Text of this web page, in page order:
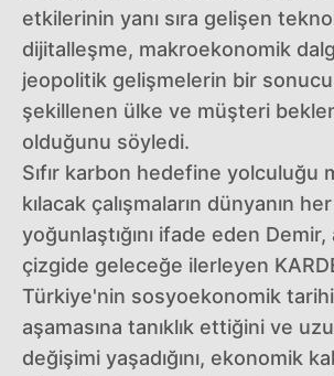
etkilerinin yanı sıra gelişen
dijitalleşme, makroekonomik
jeopolitik gelişmelerin bir
şekillenen ülke ve müşteri
olduğunu söyledi.
Sıfır karbon hedefine yolculuğu
kılacak çalışmaların dünyanın
yoğunlaştığını ifade eden Demir,
çizgide geleceğe ilerleyen
Türkiye'nin sosyoekonomik
aşamasına tanıklık ettiğini ve
değişimi yaşadığını, ekonomik